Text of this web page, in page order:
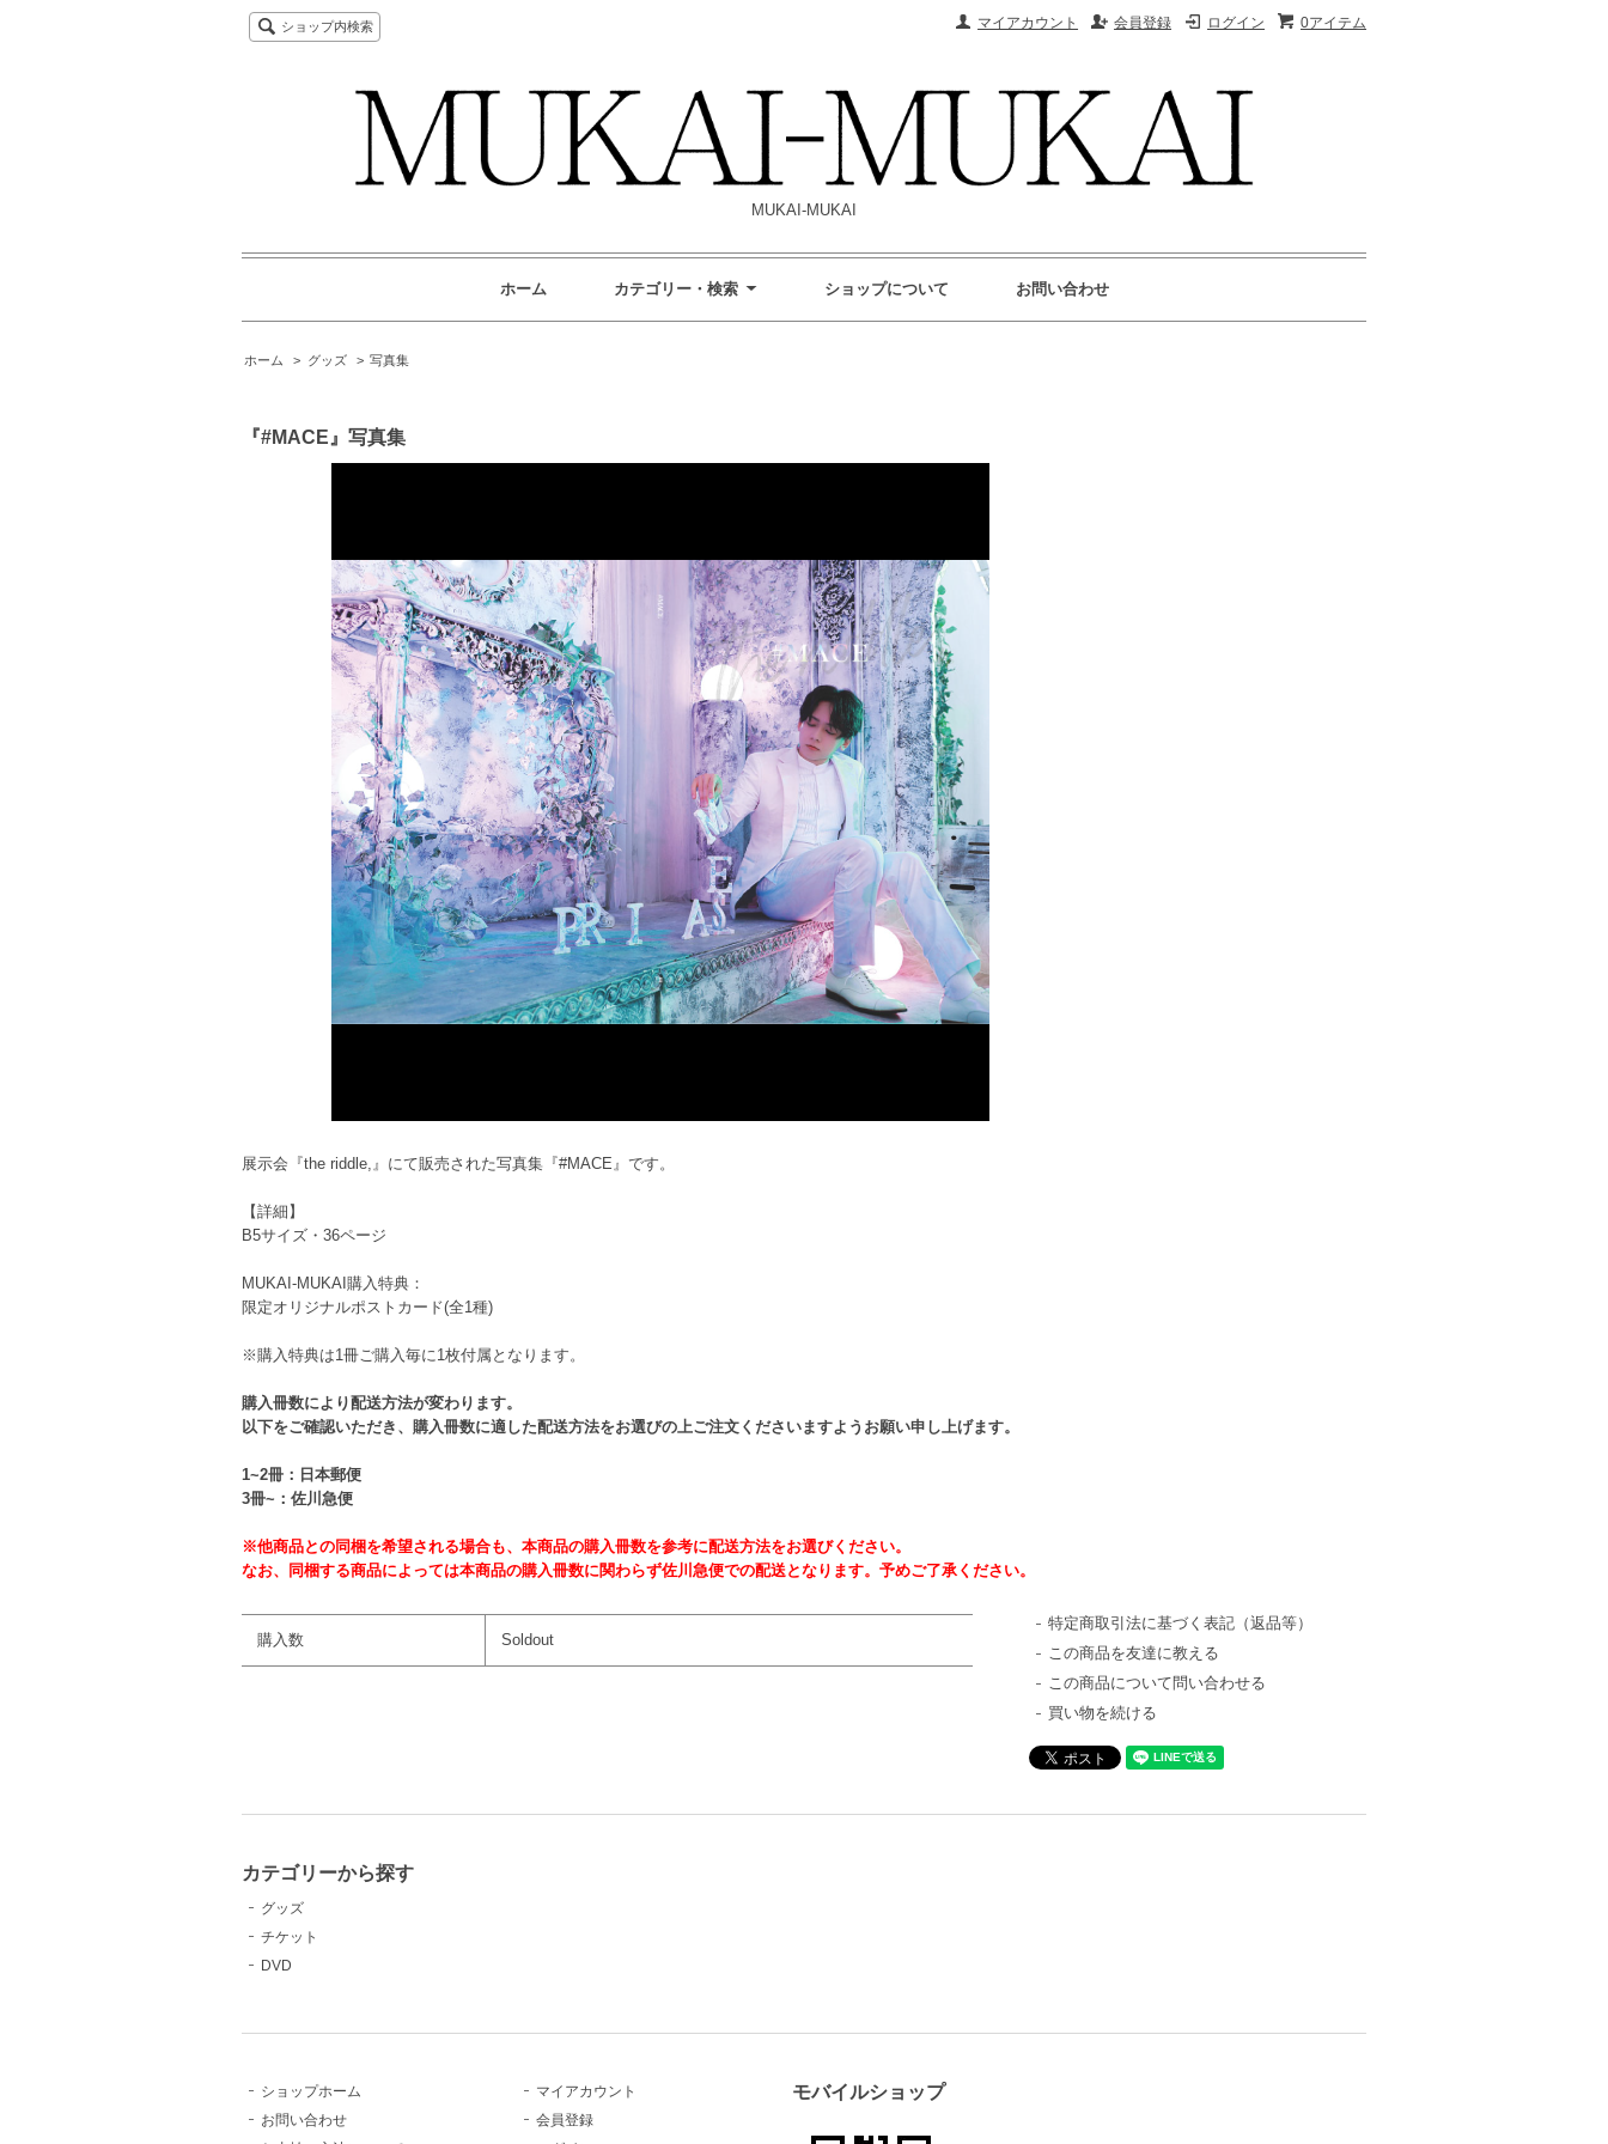
0アイテム
ログイン
会員登録
マイアカウント
ショップ内検索
MUKAI-MUKAI
ホーム カテゴリー・検索 ショップについて お問い合わせ
ホーム > グッズ > 写真集
『#MACE』写真集
展示会『the riddle,』にて販売された写真集『#MACE』です。
【詳細】
B5サイズ・36ページ
MUKAI-MUKAI購入特典：
限定オリジナルポストカード(全1種)
※購入特典は1冊ご購入毎に1枚付属となります。
購入冊数により配送方法が変わります。
以下をご確認いただき、購入冊数に適した配送方法をお選びの上ご注文くださいますようお願い申し上げます。
1~2冊：日本郵便
3冊~：佐川急便
※他商品との同梱を希望される場合も、本商品の購入冊数を参考に配送方法をお選びください。
なお、同梱する商品によっては本商品の購入冊数に関わらず佐川急便での配送となります。予めご了承ください。
購入数 Soldout
特定商取引法に基づく表記（返品等）
この商品を友達に教える
この商品について問い合わせる
買い物を続ける
カテゴリーから探す
グッズ
チケット
DVD
ショップホーム
お問い合わせ
マイアカウント
会員登録
モバイルショップ